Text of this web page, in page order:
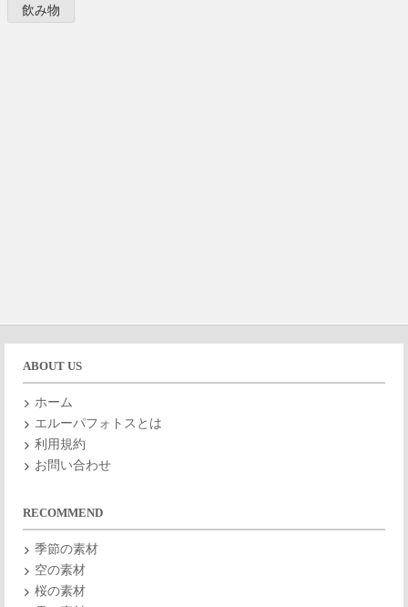
飲み物
ABOUT US
ホーム
エルーパフォトスとは
利用規約
お問い合わせ
RECOMMEND
季節の素材
空の素材
桜の素材